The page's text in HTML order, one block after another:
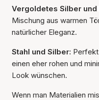
Vergoldetes Silber und
Mischung aus warmen
natürlicher Eleganz.
Stahl und Silber:
einen eher rohen und
Look wünschen.
Wenn man Materialien